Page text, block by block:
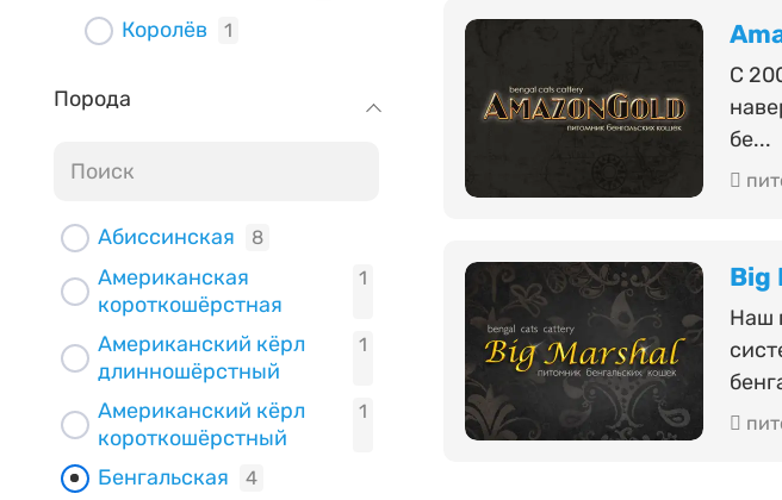
Королёв 1
Новосибирская
Приморский край
Башкортостан
Саратовская
область
Свердловская
область
Томская область 1
Челябинская
область
Порода
Абиссинская 8
Американская
короткошёрстная
1
Американский кёрл
длинношёрстный
1
Американский кёрл
короткошёрстный
1
Бенгальская 4
С
бе...
Big
Наш